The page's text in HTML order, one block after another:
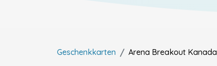
Geschenkkarten Arena Breakout Kanada